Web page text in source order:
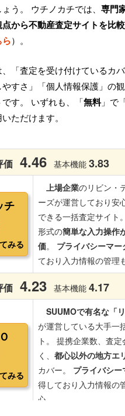
う。 ウチノカチでは、 専門
から不動産査定サイトを比較
）。
「査定を受け付けているカバ
やすさ」「個人情報保護」の
す。 いずれも、「無料」で
ただけます。